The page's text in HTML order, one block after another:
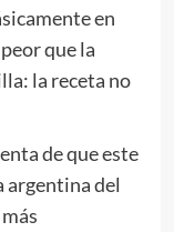
en
que la
la receta no
de que este
argentina del